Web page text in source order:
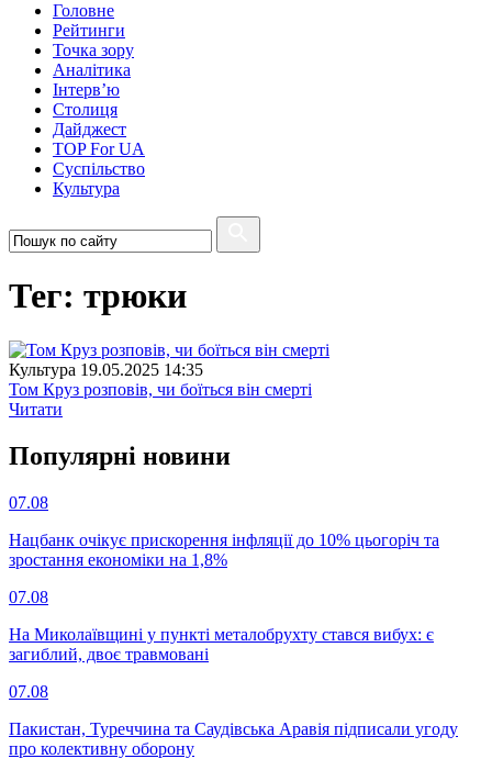
Головне
Рейтинги
Точка зору
Аналітика
Інтерв’ю
Столиця
Дайджест
TOP For UA
Суспiльство
Культура
Тег: трюки
Культура 19.05.2025 14:35
Том Круз розповів, чи боїться він смерті
Читати
Популярнi новини
07.08
Нацбанк очікує прискорення інфляції до 10% цьогоріч та
зростання економіки на 1,8%
07.08
На Миколаївщині у пункті металобрухту стався вибух: є
загиблий, двоє травмовані
07.08
Пакистан, Туреччина та Саудівська Аравія підписали угоду
про колективну оборону